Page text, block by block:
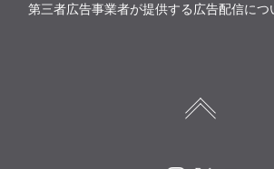
第三者広告事業者が提供する広告配信につ